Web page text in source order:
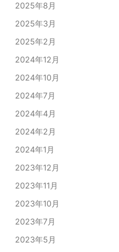
2025年8月
2025年3月
2025年2月
2024年12月
2024年10月
2024年7月
2024年4月
2024年2月
2024年1月
2023年12月
2023年11月
2023年10月
2023年7月
2023年5月